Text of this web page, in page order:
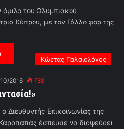
του Ολυμπιακού
Κύπρου, με τον Γάλλο φορ της
Κώστας Παλαιολόγος
2016 788
Διευθυντής Επικοινωνίας της
έσπευσε να διαψεύσει